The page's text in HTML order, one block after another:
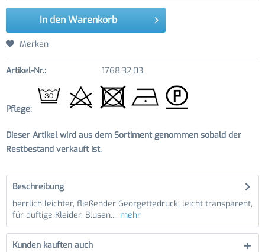
In den Warenkorb
Merken
Artikel-Nr.: 1768.32.03
Pflege:
Dieser Artikel wird aus dem Sortiment genommen sobald der
Restbestand verkauft ist.
Beschreibung
herrlich leichter, fließender Georgettedruck, leicht transparent,
für duftige Kleider, Blusen,... mehr
Kunden kauften auch